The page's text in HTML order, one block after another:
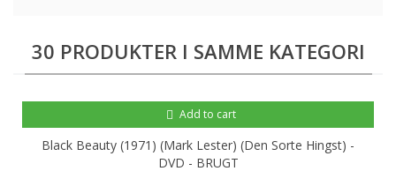
30 PRODUKTER I SAMME KATEGORI
Add to cart
Black Beauty (1971) (Mark Lester) (Den Sorte Hingst) -
DVD - BRUGT